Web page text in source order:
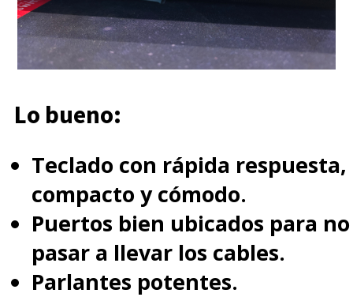
Lo bueno:
Teclado con rápida respuesta,
compacto y cómodo.
Puertos bien ubicados para no
pasar a llevar los cables.
Parlantes potentes.